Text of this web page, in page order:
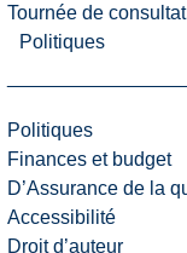
Tournée de
Politiques
Politiques
Finances et budget
D’Assurance de la
Accessibilité
Droit d’auteur